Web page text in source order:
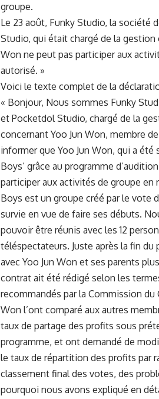
groupe.
Le 23 août, Funky Studio, la société
Studio, qui était chargé de la gestion
Won ne peut pas participer aux
autorisé. »
Voici le texte complet de la
« Bonjour, Nous sommes Funky
et Pocketdol Studio, chargé de la
concernant Yoo Jun Won, membre
informer que Yoo Jun Won, qui a
Boys’ grâce au programme
participer aux activités de groupe en
Boys est un groupe créé par le vote
survie en vue de faire ses débuts.
pouvoir être réunis avec les 12
téléspectateurs. Juste après la fin
avec Yoo Jun Won et ses parents
contrat ait été rédigé selon les
recommandés par la Commission du
Won l’ont comparé aux autres
taux de partage des profits sous
programme, et ont demandé de
le taux de répartition des profits par
classement final des votes, des
pourquoi nous avons expliqué en